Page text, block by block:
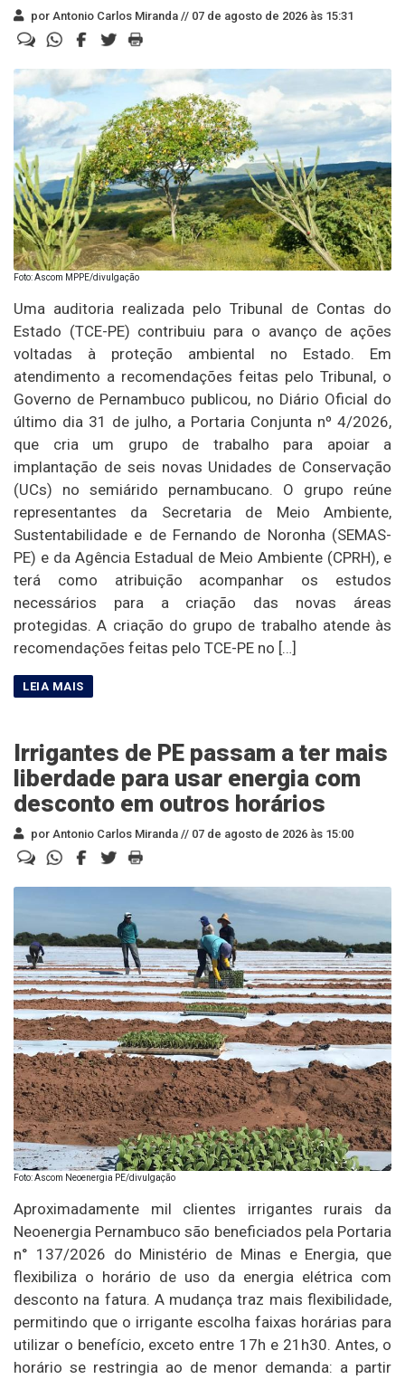
por Antonio Carlos Miranda // 07 de agosto de 2026 às 15:31
Foto: Ascom MPPE/divulgação
Uma auditoria realizada pelo Tribunal de Contas do
Estado (TCE-PE) contribuiu para o avanço de ações
voltadas à proteção ambiental no Estado. Em
atendimento a recomendações feitas pelo Tribunal, o
Governo de Pernambuco publicou, no Diário Oficial do
último dia 31 de julho, a Portaria Conjunta nº 4/2026,
que cria um grupo de trabalho para apoiar a
implantação de seis novas Unidades de Conservação
(UCs) no semiárido pernambucano. O grupo reúne
representantes da Secretaria de Meio Ambiente,
Sustentabilidade e de Fernando de Noronha (SEMAS-
PE) e da Agência Estadual de Meio Ambiente (CPRH), e
terá como atribuição acompanhar os estudos
necessários para a criação das novas áreas
protegidas. A criação do grupo de trabalho atende às
recomendações feitas pelo TCE-PE no […]
Irrigantes de PE passam a ter mais
liberdade para usar energia com
desconto em outros horários
por Antonio Carlos Miranda // 07 de agosto de 2026 às 15:00
Foto: Ascom Neoenergia PE/divulgação
Aproximadamente mil clientes irrigantes rurais da
Neoenergia Pernambuco são beneficiados pela Portaria
n° 137/2026 do Ministério de Minas e Energia, que
flexibiliza o horário de uso da energia elétrica com
desconto na fatura. A mudança traz mais flexibilidade,
permitindo que o irrigante escolha faixas horárias para
utilizar o benefício, exceto entre 17h e 21h30. Antes, o
horário se restringia ao de menor demanda: a partir